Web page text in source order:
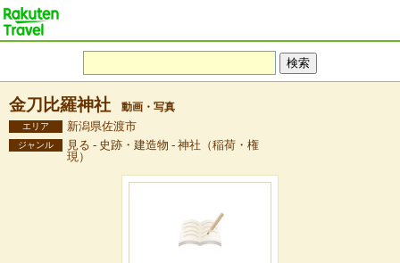
金刀比羅神社 動画・写真
エリア 新潟県佐渡市
ジャンル
見る - 史跡・建造物 - 神社（稲荷・権
現）